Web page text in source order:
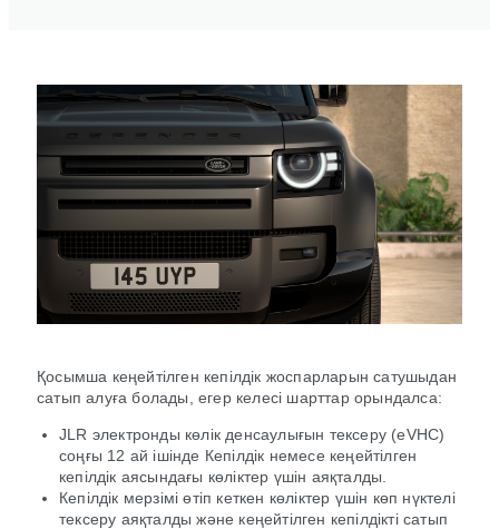
Қосымша кеңейтілген кепілдік жоспарларын сатушыдан
сатып алуға болады, егер келесі шарттар орындалса:
JLR электронды көлік денсаулығын тексеру (eVHC)
соңғы 12 ай ішінде Кепілдік немесе кеңейтілген
кепілдік аясындағы көліктер үшін аяқталды.
Кепілдік мерзімі өтіп кеткен көліктер үшін көп нүктелі
тексеру аяқталды және кеңейтілген кепілдікті сатып